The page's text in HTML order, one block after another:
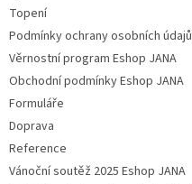
Topení
Podmínky ochrany osobních údajů
Věrnostní program Eshop JANA
Obchodní podmínky Eshop JANA
Formuláře
Doprava
Reference
Vánoční soutěž 2025 Eshop JANA